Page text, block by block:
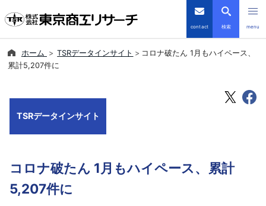
contact 検索 menu
ホーム TSRデータインサイト
コロナ破たん 1月もハイペース、
累計5,207件に
TSRデータインサイト
コロナ破たん 1月もハイペース、累計
5,207件に